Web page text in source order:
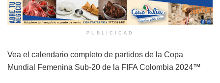
PUBLICIDAD
Vea el calendario completo de partidos de la Copa
Mundial Femenina Sub-20 de la FIFA Colombia 2024™